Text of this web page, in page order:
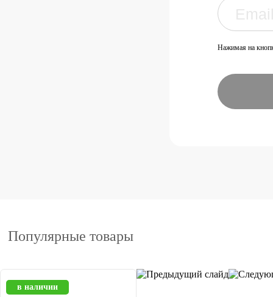
Нажимая на
Популярные товары
в наличии